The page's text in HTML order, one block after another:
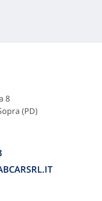
8
(PD)